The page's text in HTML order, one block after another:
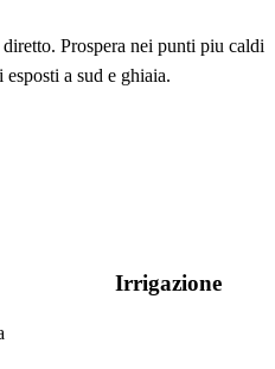
Prospera nei punti piu caldi
a sud e ghiaia.
Irrigazione